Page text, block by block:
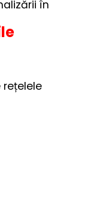
în
rețelele